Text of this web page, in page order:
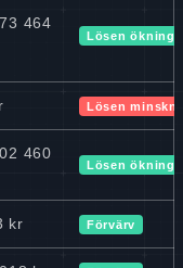
464
Lösen ökning
Lösen
460
Lösen ökning
kr Förvärv